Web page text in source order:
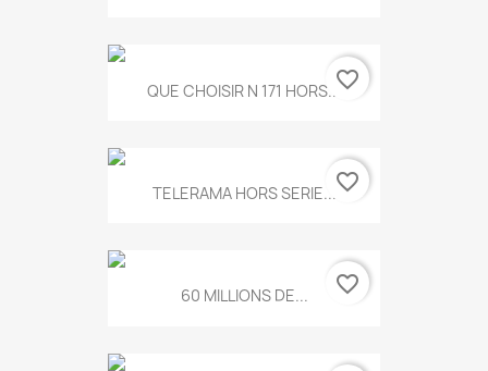
QUE CHOISIR N 171 HORS...favorite_border
TELERAMA HORS SERIE...favorite_border
60 MILLIONS DE... favorite_border